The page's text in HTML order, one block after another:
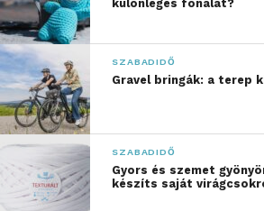
A generációs tendenciák
mutatnak. Míg az idősebb
megszokott csatornaváltások
fiatalabb generációk (a Gen Z és a
nézők) már elvárják, hogy a
Ha kell, a konyhába, ha kell, a
munkába menet a villamosra –
mobiltelefon kijelzőjére. A
számukra már nem egyirányú
különleges fonalat?
SZABADIDŐ
Gravel bringák: a terep
SZABADIDŐ
Gyors és szemet
készíts saját